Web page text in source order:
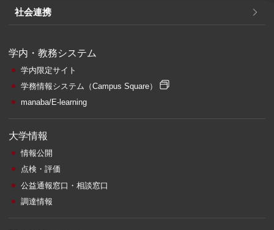
社会連携
学内・教務システム
学内限定サイト
学務情報システム （Campus Square）
manaba/E-learning
大学情報
情報公開
点検・評価
公益通報窓口・相談窓口
調達情報